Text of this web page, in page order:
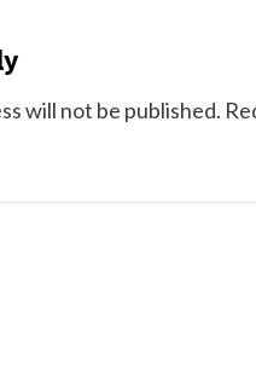
will not be published.